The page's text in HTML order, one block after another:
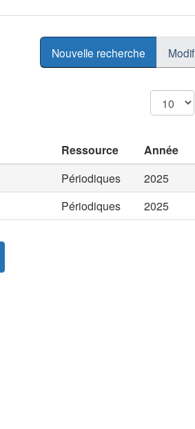
Nouvelle recherche
Ressource Année
Périodiques 2025
Périodiques 2025